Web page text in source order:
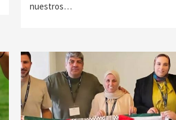
nuestros…